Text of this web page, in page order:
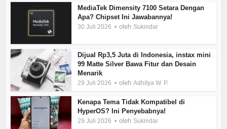
MediaTek Dimensity 7100 Setara Dengan
Apa? Chipset Ini Jawabannya!
30 Juli 2026 oleh Sukindar
Dijual Rp3,5 Juta di Indonesia, instax mini
99 Matte Silver Bawa Fitur dan Desain
Menarik
29 Juli 2026 olehAdhitya W. P.
Kenapa Tema Tidak Kompatibel di
HyperOS? Ini Penyebabnya!
29 Juli 2026 oleh Sukindar